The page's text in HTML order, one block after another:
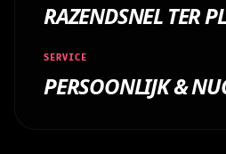
RAZENDSNEL TER
SERVICE
PERSOONLIJK &